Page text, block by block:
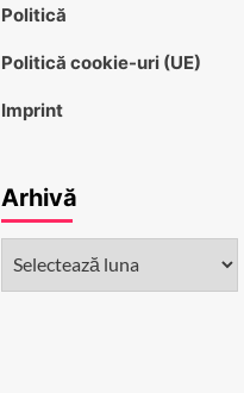
Politică
Politică cookie-uri (UE)
Imprint
Arhivă